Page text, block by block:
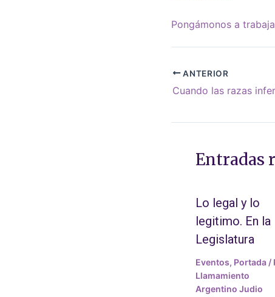
Pongámonos a
ANTERIOR
Entradas
Lo legal y lo
legitimo. En la
Legislatura
Eventos, Portada /
Llamamiento
Argentino Judio